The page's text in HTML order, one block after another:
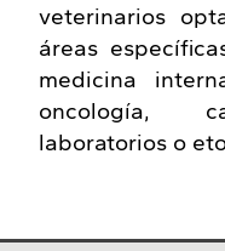
veterinarios
áreas
medicina
oncología,
laboratorios o